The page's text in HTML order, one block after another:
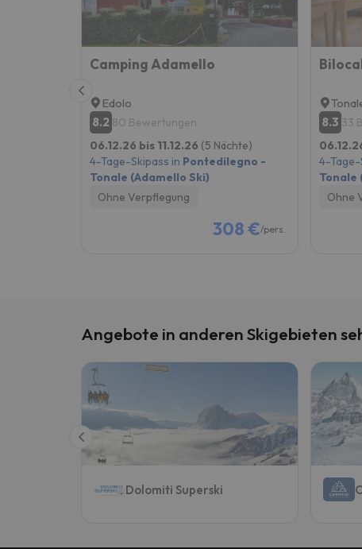
Camping Adamello
Edolo
8.2 80 Bewertungen
06.12.26 bis 11.12.26 (5 Nächte)
4-Tage-Skipass in Pontedilegno -
Tonale (Adamello Ski)
Ohne Verpflegung
308 €/pers.
8.3 33
4-Tage-
Tonale
Ohne
Angebote in anderen Skigebieten
Dolomiti Superski